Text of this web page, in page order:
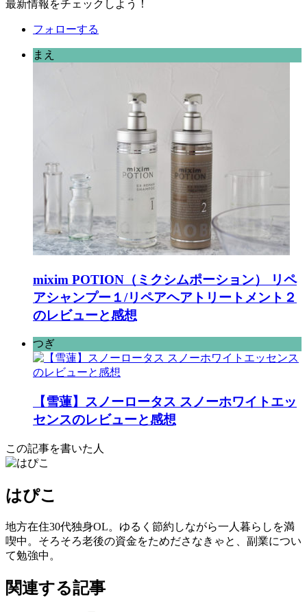
最新情報をチェックしよう！
フォローする
まえ
mixim POTION（ミクシムポーション） リペ
アシャンプー１/リペアヘアトリートメント２
のレビューと感想
つぎ
【雪蓮】スノーロータス スノーホワイトエッ
センスのレビューと感想
この記事を書いた人
はぴこ
地方在住30代独身OL。ゆるく節約しながら一人暮らしを満
喫中。そろそろ老後の資金をためださなきゃと、副業につい
て勉強中。
関連する記事